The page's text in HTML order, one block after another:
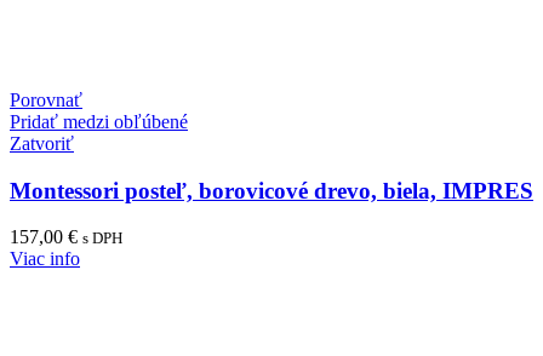
Porovnať
Pridať medzi obľúbené
Zatvoriť
Montessori posteľ, borovicové drevo, biela, IMPRES
157,00 € s DPH
Viac info